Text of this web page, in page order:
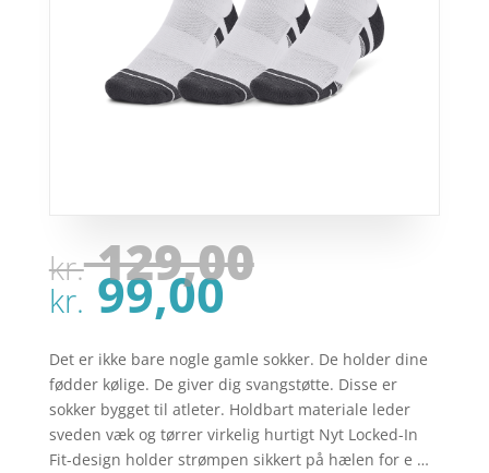
kr.129,00Den
var:
kr.
kr.99,00Den
pris
er:
kr. 99,00.
Det er ikke bare nogle gamle sokker. De holder dine
fødder kølige. De giver dig svangstøtte. Disse er
sokker bygget til atleter. Holdbart materiale leder
sveden væk og tørrer virkelig hurtigt Nyt Locked-In
Fit-design holder strømpen sikkert på hælen for e …